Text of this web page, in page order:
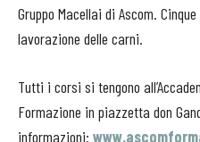
Gruppo Macellai di Ascom.
lavorazione delle carni.
Tutti i corsi si tengono
Formazione in piazzetta don
informazioni: